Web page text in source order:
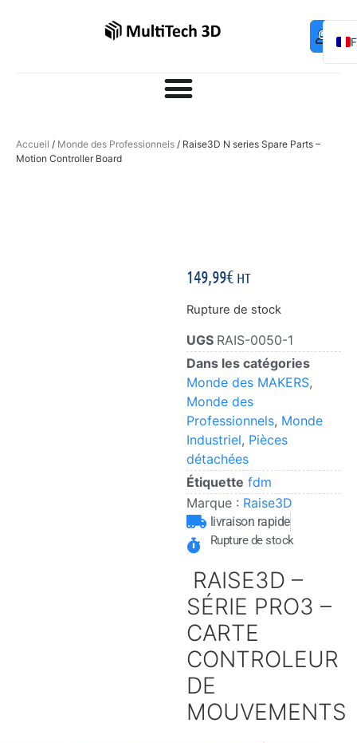
0,00 €
Accueil / Monde des Professionnels / Raise3D N series Spare Parts –
Motion Controller Board
149,99€ HT
Rupture de stock
UGS RAIS-0050-1
Dans les catégories
Monde des MAKERS,
Monde des
Professionnels, Monde
Industriel, Pièces
détachées
Étiquette fdm
Marque : Raise3D
livraison rapide
Rupture de stock
RAISE3D –
SÉRIE PRO3 –
CARTE
CONTROLEUR
DE
MOUVEMENTS